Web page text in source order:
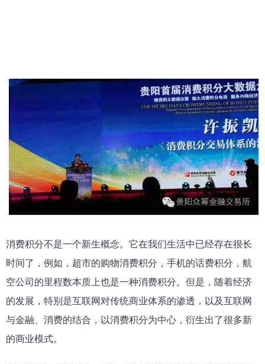
消费积分不是一个新生概念。它在我们生活中已经存在很长
时间了，例如，超市的购物消费积分，手机的话费积分，航
空公司的里程数本质上也是一种消费积分。但是，随着经济
的发展，特别是互联网对传统商业体系的渗透，以及互联网
与金融、消费的结合，以消费积分为中心，衍生出了很多新
的商业模式。